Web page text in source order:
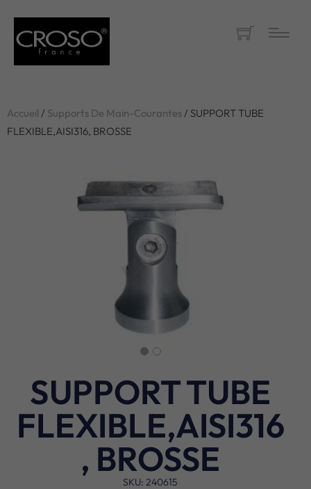
Accueil / Supports De Main-Courantes/ SUPPORT TUBE
FLEXIBLE,AISI316, BROSSE
SUPPORT TUBE
FLEXIBLE,AISI316
, BROSSE
SKU: 240615